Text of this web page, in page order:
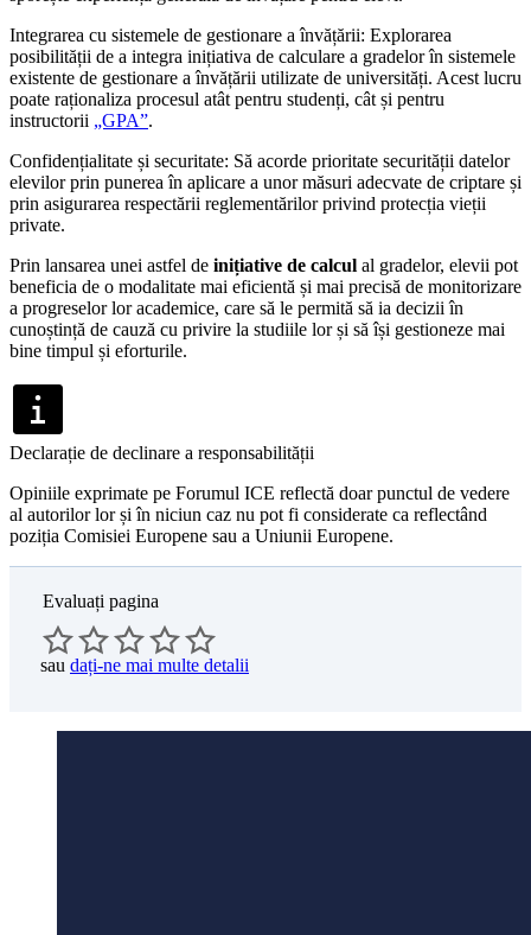
Integrarea cu sistemele de gestionare a învățării: Explorarea
posibilității de a integra inițiativa de calculare a gradelor în sistemele
existente de gestionare a învățării utilizate de universități. Acest lucru
poate raționaliza procesul atât pentru studenți, cât și pentru
instructorii „GPA”.
Confidențialitate și securitate: Să acorde prioritate securității datelor
elevilor prin punerea în aplicare a unor măsuri adecvate de criptare și
prin asigurarea respectării reglementărilor privind protecția vieții
private.
Prin lansarea unei astfel de inițiative de calcul al gradelor, elevii pot
beneficia de o modalitate mai eficientă și mai precisă de monitorizare
a progreselor lor academice, care să le permită să ia decizii în
cunoștință de cauză cu privire la studiile lor și să își gestioneze mai
bine timpul și eforturile.
Declarație de declinare a responsabilității
Opiniile exprimate pe Forumul ICE reflectă doar punctul de vedere
al autorilor lor și în niciun caz nu pot fi considerate ca reflectând
poziția Comisiei Europene sau a Uniunii Europene.
Evaluați pagina
sau dați-ne mai multe detalii